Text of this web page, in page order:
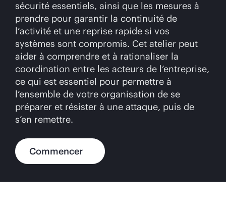
sécurité essentiels, ainsi que les mesures à
prendre pour garantir la continuité de
l’activité et une reprise rapide si vos
systèmes sont compromis. Cet atelier peut
aider à comprendre et à rationaliser la
coordination entre les acteurs de l’entreprise,
ce qui est essentiel pour permettre à
l’ensemble de votre organisation de se
préparer et résister à une attaque, puis de
s’en remettre.
Commencer